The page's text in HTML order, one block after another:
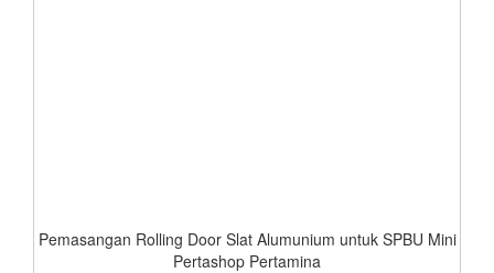
Pemasangan Rolling Door Slat Alumunium untuk SPBU Mini
Pertashop Pertamina